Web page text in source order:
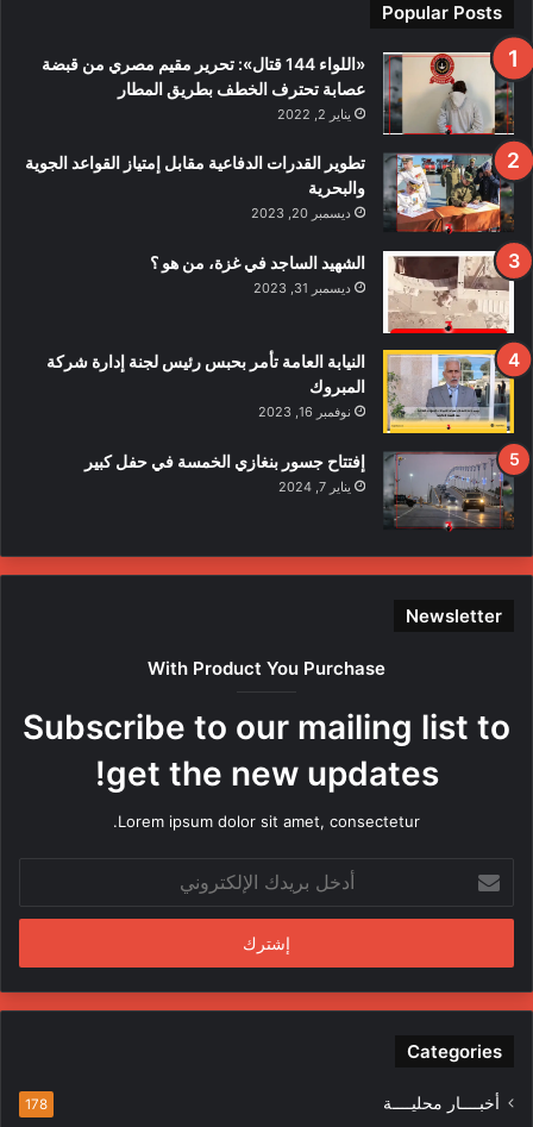
Popular Posts
«اللواء 144 قتال»: تحرير مقيم مصري من قبضة
عصابة تحترف الخطف بطريق المطار
يناير 2, 2022
تطوير القدرات الدفاعية مقابل إمتياز القواعد الجوية
والبحرية
ديسمبر 20, 2023
الشهيد الساجد في غزة، من هو ؟
ديسمبر 31, 2023
النيابة العامة تأمر بحبس رئيس لجنة إدارة شركة
المبروك
نوفمبر 16, 2023
إفتتاح جسور بنغازي الخمسة في حفل كبير
يناير 7, 2024
Newsletter
With Product You Purchase
Subscribe to our mailing list to
get the new updates!
Lorem ipsum dolor sit amet, consectetur.
بريدك
الإلكتروني
Categories
أخبــــار محليــــة 178